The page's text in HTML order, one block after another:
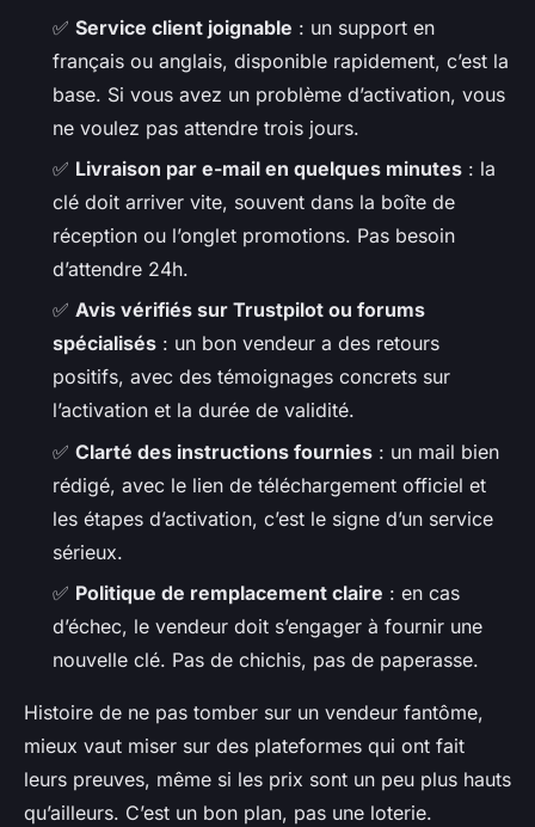
✅ Service client joignable : un support en
français ou anglais, disponible rapidement, c’est la
base. Si vous avez un problème d’activation, vous
ne voulez pas attendre trois jours.
✅ Livraison par e-mail en quelques minutes : la
clé doit arriver vite, souvent dans la boîte de
réception ou l’onglet promotions. Pas besoin
d’attendre 24h.
✅ Avis vérifiés sur Trustpilot ou forums
spécialisés : un bon vendeur a des retours
positifs, avec des témoignages concrets sur
l’activation et la durée de validité.
✅ Clarté des instructions fournies : un mail bien
rédigé, avec le lien de téléchargement officiel et
les étapes d’activation, c’est le signe d’un service
sérieux.
✅ Politique de remplacement claire : en cas
d’échec, le vendeur doit s’engager à fournir une
nouvelle clé. Pas de chichis, pas de paperasse.
Histoire de ne pas tomber sur un vendeur fantôme,
mieux vaut miser sur des plateformes qui ont fait
leurs preuves, même si les prix sont un peu plus hauts
qu’ailleurs. C’est un bon plan, pas une loterie.